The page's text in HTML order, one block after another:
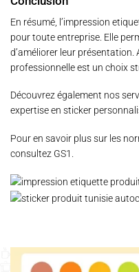
En résumé, l’impression
pour toute entreprise. Elle
d’améliorer leur
professionnelle est un choix
Découvrez également nos
expertise en sticker
Pour en savoir plus sur les
consultez GS1